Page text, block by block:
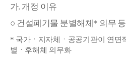
가. 개정 이유
○ 건설폐기물 분별해체* 의무 등
* 국가ㆍ지자체ㆍ공공기관이 연면
별ㆍ후해체 의무화